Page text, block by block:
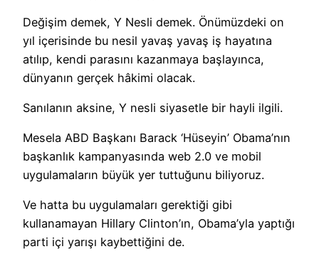
Değişim demek, Y Nesli demek. Önümüzdeki on
yıl içerisinde bu nesil yavaş yavaş iş hayatına
atılıp, kendi parasını kazanmaya başlayınca,
dünyanın gerçek hâkimi olacak.
Sanılanın aksine, Y nesli siyasetle bir hayli ilgili.
Mesela ABD Başkanı Barack ‘Hüseyin’ Obama’nın
başkanlık kampanyasında web 2.0 ve mobil
uygulamaların büyük yer tuttuğunu biliyoruz.
Ve hatta bu uygulamaları gerektiği gibi
kullanamayan Hillary Clinton’ın, Obama’yla yaptığı
parti içi yarışı kaybettiğini de.